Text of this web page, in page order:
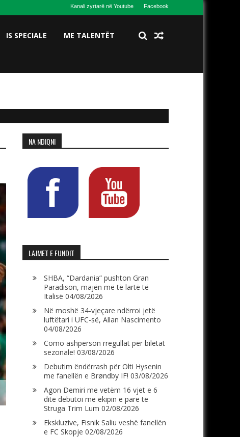
Kanali zyrtarë në Youtube Facebook
IS SPECIALE ME TALENTËT
NA NDIQNI
LAJMET E FUNDIT
SHBA, “Dardania” pushton Gran
Paradison, majën më të lartë të
Italisë 04/08/2026
Në moshë 34-vjeçare ndërroi jetë
luftëtari i UFC-së, Allan Nascimento
04/08/2026
Como ashpërson rregullat për biletat
sezonale! 03/08/2026
Debutim ëndërrash për Olti Hysenin
me fanellën e Brøndby IF! 03/08/2026
Agon Demiri me vetëm 16 vjet e 6
ditë debutoi me ekipin e parë të
Struga Trim Lum 02/08/2026
Ekskluzive, Fisnik Saliu veshë fanellën
e FC Skopje 02/08/2026